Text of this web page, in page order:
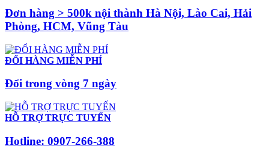
Đơn hàng > 500k nội thành Hà Nội, Lào Cai, Hải
Phòng, HCM, Vũng Tàu
ĐỔI HÀNG MIỄN PHÍ
Đổi trong vòng 7 ngày
HỖ TRỢ TRỰC TUYẾN
Hotline: 0907-266-388